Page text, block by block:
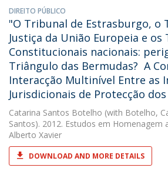
DIREITO PÚBLICO
"O Tribunal de Estrasburgo, o
Justiça da União Europeia e os
Constitucionais nacionais:
Triângulo das Bermudas?  A
Interacção Multinível Entre as
Jurisdicionais de Protecção dos
Catarina Santos Botelho (with Botelho,
Santos). 2012. Estudos em
Alberto Xavier
DOWNLOAD AND MORE DETAILS